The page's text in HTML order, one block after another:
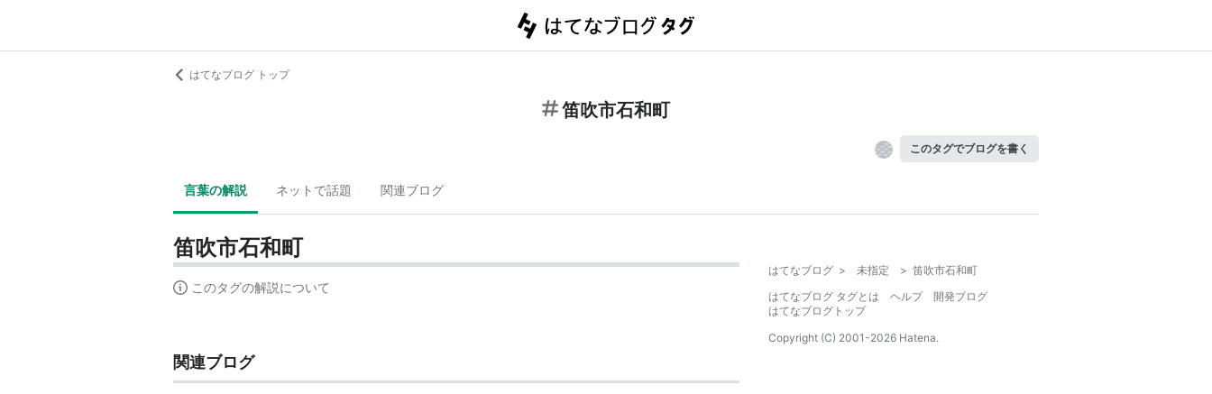
はてなブログ トップ
笛吹市石和町
このタグでブログを書く
言葉の解説 ネットで話題 関連ブログ
笛吹市石和町
このタグの解説について
関連ブログ
はてなブログ > 未指定 > 笛吹市石和町
はてなブログ タグとは
ヘルプ
開発ブログ
はてなブログトップ
Copyright (C) 2001-2026 Hatena.